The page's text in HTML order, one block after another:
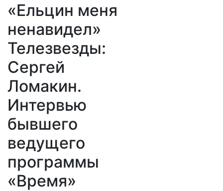
«Ельцин меня
ненавидел»
Телезвезды:
Сергей
Ломакин.
Интервью
бывшего
ведущего
программы
«Время»